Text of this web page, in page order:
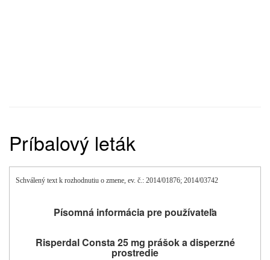
Príbalový leták
Schválený text k rozhodnutiu o zmene, ev. č.: 2014/01876; 2014/03742
Písomná informácia pre používateľa
Risperdal Consta25 mg prášok a disperzné
prostredie